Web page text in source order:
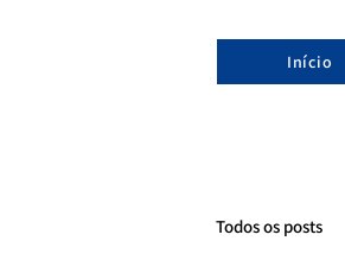
Início
Todos os posts